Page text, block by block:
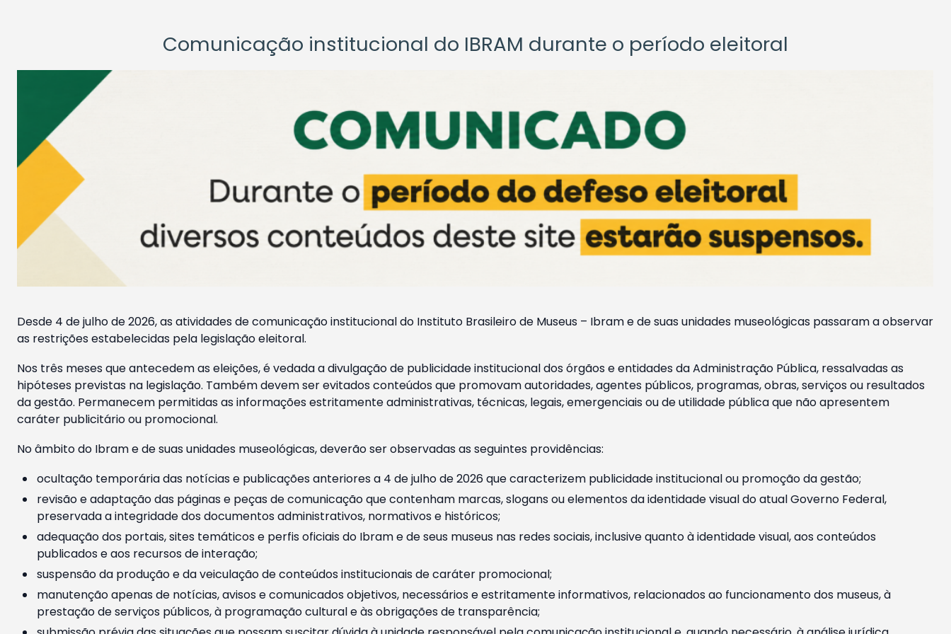
Comunicação institucional do IBRAM durante o período eleitoral
Desde 4 de julho de 2026, as atividades de comunicação institucional do Instituto Brasileiro de Museus – Ibram e de suas unidades museológicas passaram a observar
as restrições estabelecidas pela legislação eleitoral.
Nos três meses que antecedem as eleições, é vedada a divulgação de publicidade institucional dos órgãos e entidades da Administração Pública, ressalvadas as
hipóteses previstas na legislação. Também devem ser evitados conteúdos que promovam autoridades, agentes públicos, programas, obras, serviços ou resultados
da gestão. Permanecem permitidas as informações estritamente administrativas, técnicas, legais, emergenciais ou de utilidade pública que não apresentem
caráter publicitário ou promocional.
No âmbito do Ibram e de suas unidades museológicas, deverão ser observadas as seguintes providências:
ocultação temporária das notícias e publicações anteriores a 4 de julho de 2026 que caracterizem publicidade institucional ou promoção da gestão;
revisão e adaptação das páginas e peças de comunicação que contenham marcas, slogans ou elementos da identidade visual do atual Governo Federal,
preservada a integridade dos documentos administrativos, normativos e históricos;
adequação dos portais, sites temáticos e perfis oficiais do Ibram e de seus museus nas redes sociais, inclusive quanto à identidade visual, aos conteúdos
publicados e aos recursos de interação;
suspensão da produção e da veiculação de conteúdos institucionais de caráter promocional;
manutenção apenas de notícias, avisos e comunicados objetivos, necessários e estritamente informativos, relacionados ao funcionamento dos museus, à
prestação de serviços públicos, à programação cultural e às obrigações de transparência;